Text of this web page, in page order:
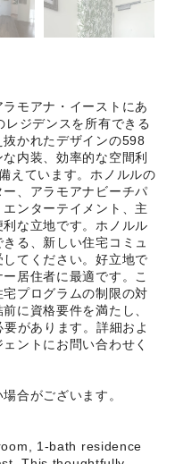
モアナ・イーストにあ
ジデンスを所有できる
かれたデザインの598
内装、効率的な空間利
えています。ホノルルの
、アラモアナビーチパ
ンターテイメント、主
な立地です。ホノルル
る、新しい住宅コミュ
てください。好立地で
居住者に最適です。こ
プログラムの制限の対
に資格要件を満たし、
があります。詳細およ
ントにお問い合わせく
合がございます。
1-bath residence